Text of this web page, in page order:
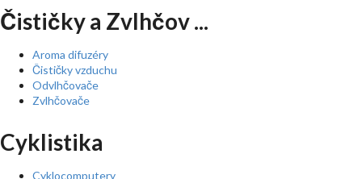
Čističky a Zvlhčov ...
Aroma difuzéry
Čističky vzduchu
Odvlhčovače
Zvlhčovače
Cyklistika
Cyklocomputery